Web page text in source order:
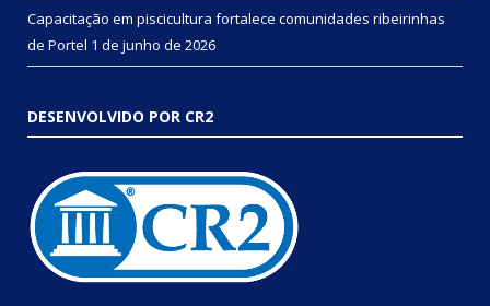
Capacitação em piscicultura fortalece comunidades ribeirinhas
de Portel 1 de junho de 2026
DESENVOLVIDO POR CR2